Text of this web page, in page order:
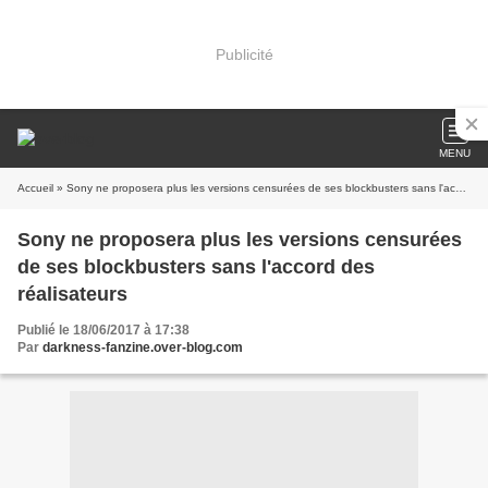
Publicité
MENU
Accueil » Sony ne proposera plus les versions censurées de ses blockbusters sans l'accord des réalisateurs
Sony ne proposera plus les versions censurées
de ses blockbusters sans l'accord des
réalisateurs
Publié le 18/06/2017 à 17:38
Par darkness-fanzine.over-blog.com